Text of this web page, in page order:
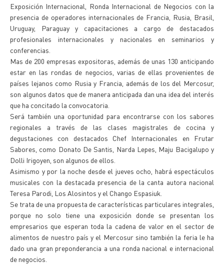
Exposición Internacional, Ronda Internacional de Negocios con la
presencia de operadores internacionales de Francia, Rusia, Brasil,
Uruguay, Paraguay y capacitaciones a cargo de destacados
profesionales internacionales y nacionales en seminarios y
conferencias.
Mas de 200 empresas expositoras, además de unas 130 anticipando
estar en las rondas de negocios, varias de ellas provenientes de
países lejanos como Rusia y Francia, además de los del Mercosur,
son algunos datos que de manera anticipada dan una idea del interés
que ha concitado la convocatoria.
Será también una oportunidad para encontrarse con los sabores
regionales a través de las clases magistrales de cocina y
degustaciones con destacados Chef Internacionales en Frutar
Sabores, como Donato De Santis, Narda Lepes, Maju Bacigalupo y
Dolli Irigoyen, son algunos de ellos.
Asimismo y por la noche desde el jueves ocho, habrá espectáculos
musicales con la destacada presencia de la canta autora nacional
Teresa Parodi, Los Alosintos y el Chango Espasiuk.
Se trata de una propuesta de características particulares integrales,
porque no solo tiene una exposición donde se presentan los
empresarios que esperan toda la cadena de valor en el sector de
alimentos de nuestro país y el Mercosur sino también la feria le ha
dado una gran preponderancia a una ronda nacional e internacional
de negocios.